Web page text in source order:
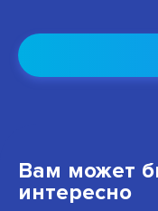
Вам может
интересно